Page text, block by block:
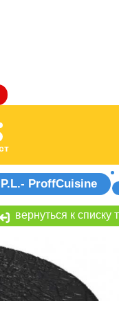
ProffCuisine
вернуться к списку